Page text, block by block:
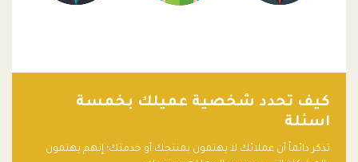
كيف تحدد شخصية عميلك بخمسة
اسئلة
تذكر دائماً أن عملائك لا يهتمون بمنتجك أو خدمتك؛ إنهم يهتمون